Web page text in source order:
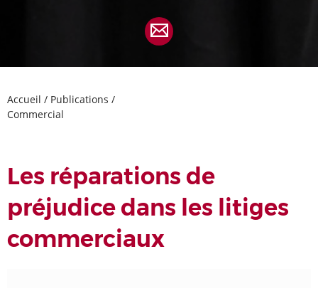
Accueil / Publications /
Commercial
Les réparations de
préjudice dans les litiges
commerciaux